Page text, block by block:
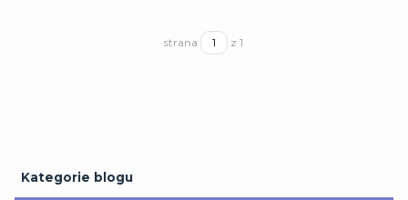
Kategorie blogu
strana z 1